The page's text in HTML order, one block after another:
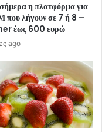
σήμερα η πλατφόρμα για
που λήγουν σε 7 ή 8 –
έως 600 ευρώ
ago